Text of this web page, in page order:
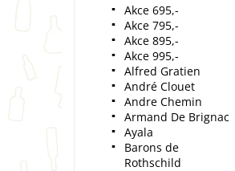
Akce 695,-
Akce 795,-
Akce 895,-
Akce 995,-
Alfred Gratien
André Clouet
Andre Chemin
Armand De Brignac
Ayala
Barons de
Rothschild